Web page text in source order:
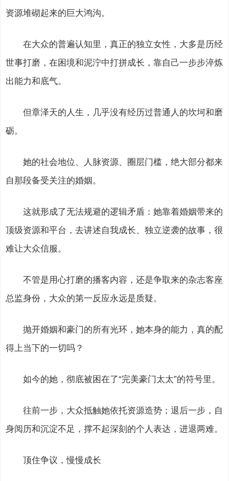
资源堆砌起来的巨大鸿沟。
在大众的普遍认知里，真正的独立女性，大多是历经
世事打磨，在困境和泥泞中打拼成长，靠自己一步步淬炼
出能力和底气。
但章泽天的人生，几乎没有经历过普通人的坎坷和磨
砺。
她的社会地位、人脉资源、圈层门槛，绝大部分都来
自那段备受关注的婚姻。
这就形成了无法规避的逻辑矛盾：她靠着婚姻带来的
顶级资源和平台，去讲述自我成长、独立逆袭的故事，很
难让大众信服。
不管是用心打磨的播客内容，还是争取来的杂志客座
总监身份，大众的第一反应永远是质疑。
抛开婚姻和豪门的所有光环，她本身的能力，真的配
得上当下的一切吗？
如今的她，彻底被困在了“完美豪门太太”的符号里。
往前一步，大众抵触她依托资源造势；退后一步，自
身阅历和沉淀不足，撑不起深刻的个人表达，进退两难。
顶住争议，慢慢成长